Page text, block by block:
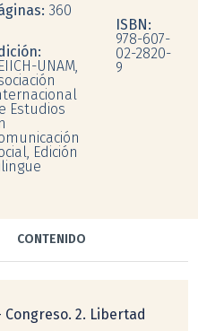
360
UNAM,
Estudios
Edición
ISBN:
978-607-
02-2820-
9
CONTENIDO
2. Libertad